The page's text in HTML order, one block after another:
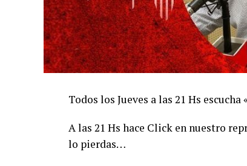
Todos los Jueves a las 21 Hs
A las 21 Hs hace Click en nuestro
lo pierdas…